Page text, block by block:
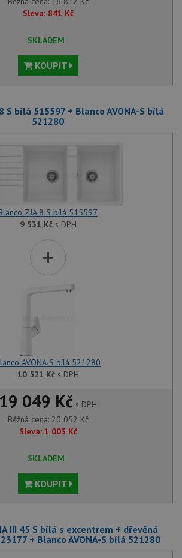
Sleva: 841 Kč
SKLADEM
KOUPIT
S bílá 515597 + Blanco AVONA-S bílá
521280
ZIA 8 S bílá 515597
9 531 Kčs DPH
+
AVONA-S bílá 521280
10 521 Kčs DPH
19 049 Kč s DPH
Běžná cena: 20 052 Kč
Sleva: 1 003 Kč
SKLADEM
KOUPIT
III 45 S bílá s excentrem + dřevěná
+ Blanco AVONA-S bílá 521280